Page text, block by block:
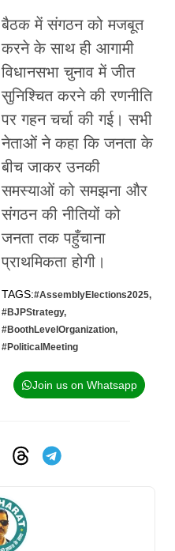
बैठक में संगठन को मजबूत
करने के साथ ही आगामी
विधानसभा चुनाव में जीत
सुनिश्चित करने की रणनीति
पर गहन चर्चा की गई। सभी
नेताओं ने कहा कि जनता के
बीच जाकर उनकी
समस्याओं को समझना और
संगठन की नीतियों को
जनता तक पहुँचाना
प्राथमिकता होगी।
TAGS:#AssemblyElections2025,
#BJPStrategy,
#BoothLevelOrganization,
#PoliticalMeeting
Join us on Whatsapp